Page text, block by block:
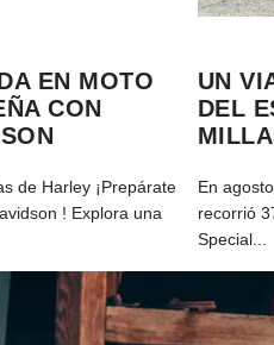
EN MOTO
CON
de Harley ¡Prepárate
! Explora una
UN
DEL
En
recorrió
Special...